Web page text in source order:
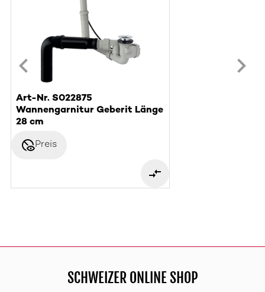
Art-Nr. S022875
Wannengarnitur Geberit Länge
28 cm
disabled_visiblePreis
SCHWEIZER ONLINE SHOP